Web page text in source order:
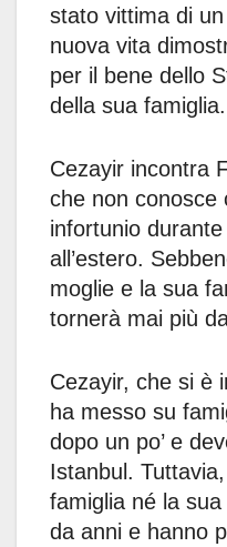
stato vittima di
nuova vita
per il bene dello
della sua famiglia.
Cezayir incontra
che non conosce
infortunio
all’estero.
moglie e la sua
tornerà mai più
Cezayir, che si è
ha messo su
dopo un po’ e
Istanbul.
famiglia né la
da anni e hanno